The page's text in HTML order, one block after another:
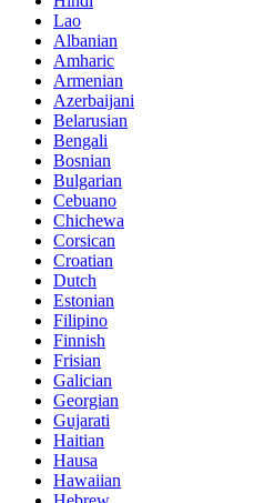
Lao
Albanian
Amharic
Armenian
Azerbaijani
Belarusian
Bengali
Bosnian
Bulgarian
Cebuano
Chichewa
Corsican
Croatian
Dutch
Estonian
Filipino
Finnish
Frisian
Galician
Georgian
Gujarati
Haitian
Hausa
Hawaiian